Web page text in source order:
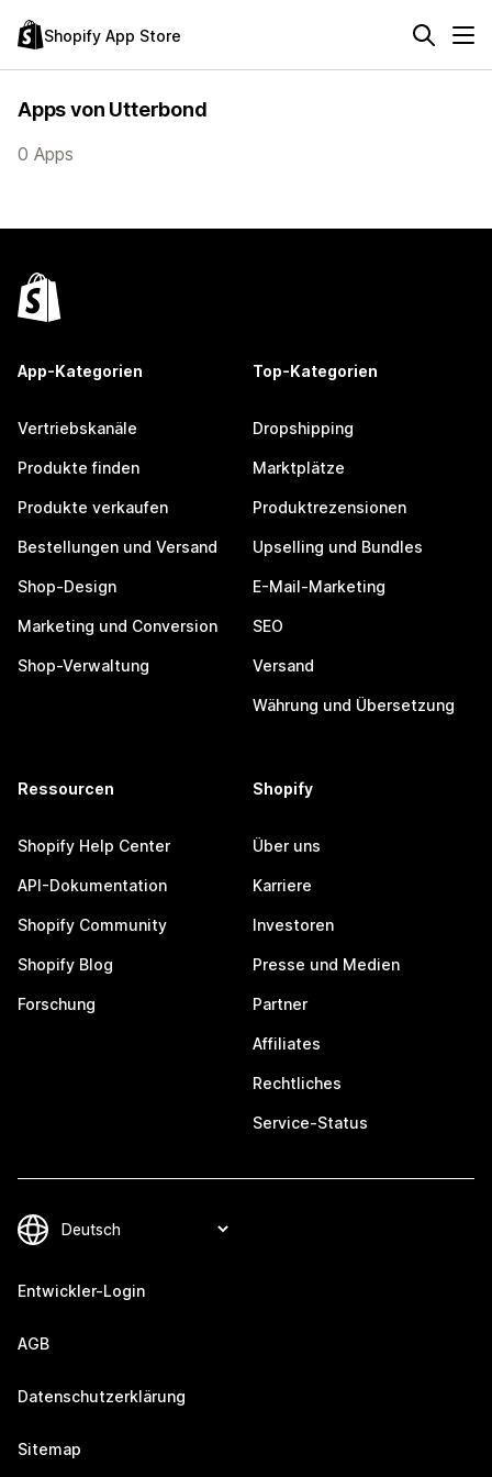
Shopify App Store
Apps von Utterbond
0 Apps
App-Kategorien
Vertriebskanäle
Produkte finden
Produkte verkaufen
Bestellungen und Versand
Shop-Design
Marketing und Conversion
Shop-Verwaltung
Top-Kategorien
Dropshipping
Marktplätze
Produktrezensionen
Upselling und Bundles
E-Mail-Marketing
SEO
Versand
Währung und Übersetzung
Ressourcen
Shopify Help Center
API-Dokumentation
Shopify Community
Shopify Blog
Forschung
Shopify
Über uns
Karriere
Investoren
Presse und Medien
Partner
Affiliates
Rechtliches
Service-Status
Entwickler-Login
AGB
Datenschutzerklärung
Sitemap